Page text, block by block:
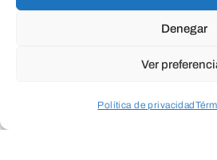
Denegar
Ver
Política de privacidad